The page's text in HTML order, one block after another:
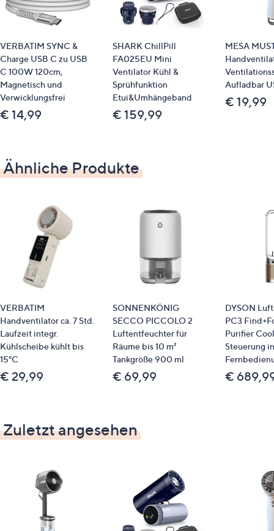
Laufzeit, in 4 Stunden vollständig aufladbar und
austauschbar
praktischer, versteckter Tragegriff für einfachen
Transport
Nachtmodus mit ausgeschaltetem Display und
stummen Signaltönen für ungestörten Schlaf
Eco-Modus passt den Luftstrom stromsparend an
die Raumtemperatur an
Timer für automatisches Ein- oder Ausschalten
von 1 bis 12 Stunden
Gewicht
ca. 5,5 kg
Bitte beachten
Dieser Artikel ist nicht an einen Paketshop, eine
Packstation oder ins Ausland lieferbar.
Identifikationsnummer
GTIN: 5060409606024
VERBATIM SYNC &
Charge USB C zu USB
C 100W 120cm,
Magnetisch und
Verwicklungsfrei
€ 14,99
SHARK ChillPill
FA025EU Mini
Ventilator Kühl &
Sprühfunktion
Etui&Umhängeband
€ 159,99
MESA
Aufladbar
€ 19,99
Ähnliche Produkte
VERBATIM
Handventilator ca. 7 Std.
Laufzeit integr.
Kühlscheibe kühlt bis
15°C
€ 29,99
SONNENKÖNIG
SECCO PICCOLO 2
Luftentfeuchter für
Räume bis 10 m²
Tankgröße 900 ml
€ 69,99
DYSON
PC3
Purifier
Steuerung
€
Zuletzt angesehen